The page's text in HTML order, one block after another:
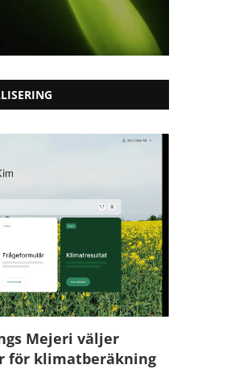
Mejeri väljer
för klimatberäkning